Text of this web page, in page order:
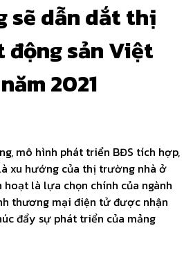
sẽ dẫn dắt thị
sản Việt
2021
mô hình phát triển BĐS tích hợp,
xu hướng của thị trường nhà ở
là lựa chọn chính của ngành
thương mại điện tử được nhận
đẩy sự phát triển của mảng